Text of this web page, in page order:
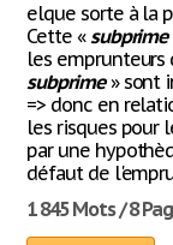
elque sorte à la
Cette «subprime
les emprunteurs
subprime» sont
=> donc en
les risques pour
par une
défaut de
1 845 Mots / 8